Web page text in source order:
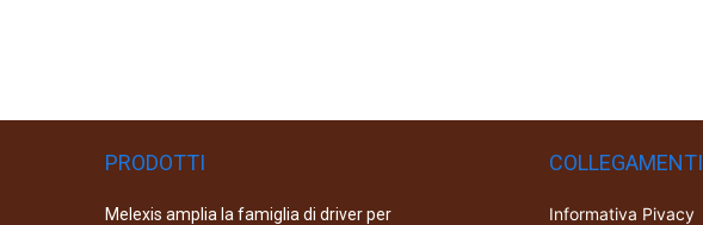
PRODOTTI
Melexis amplia la famiglia di driver per
COLLEGAMENTI
Informativa Pivacy